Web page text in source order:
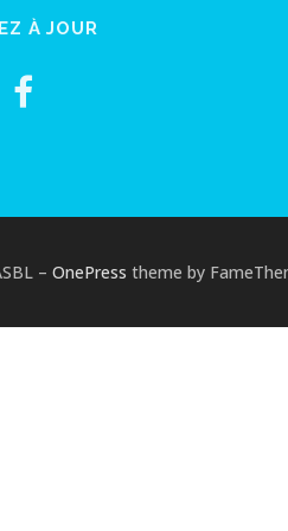
À JOUR
– OnePress theme by